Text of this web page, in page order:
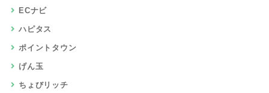
ECナビ
ハピタス
ポイントタウン
げん玉
ちょびリッチ